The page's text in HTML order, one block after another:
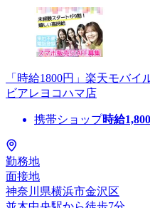
「時給1800円」楽天モバ
ビアレヨコハマ店
携帯ショップ時給1,800
勤務地
面接地
神奈川県横浜市金沢区